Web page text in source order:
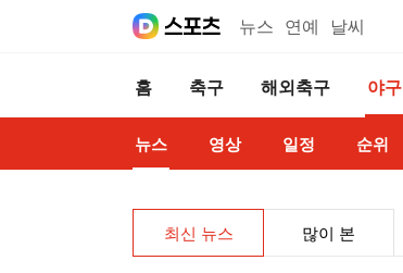
뉴스 연예 날씨
홈 축구 해외축구 야구
뉴스 영상 일정 순위
최신 뉴스 많이 본